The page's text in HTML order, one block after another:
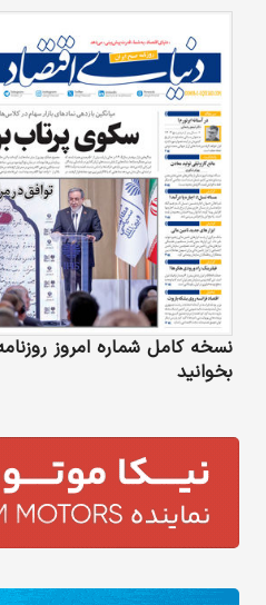
نسخه کامل شماره امروز
بخوانید